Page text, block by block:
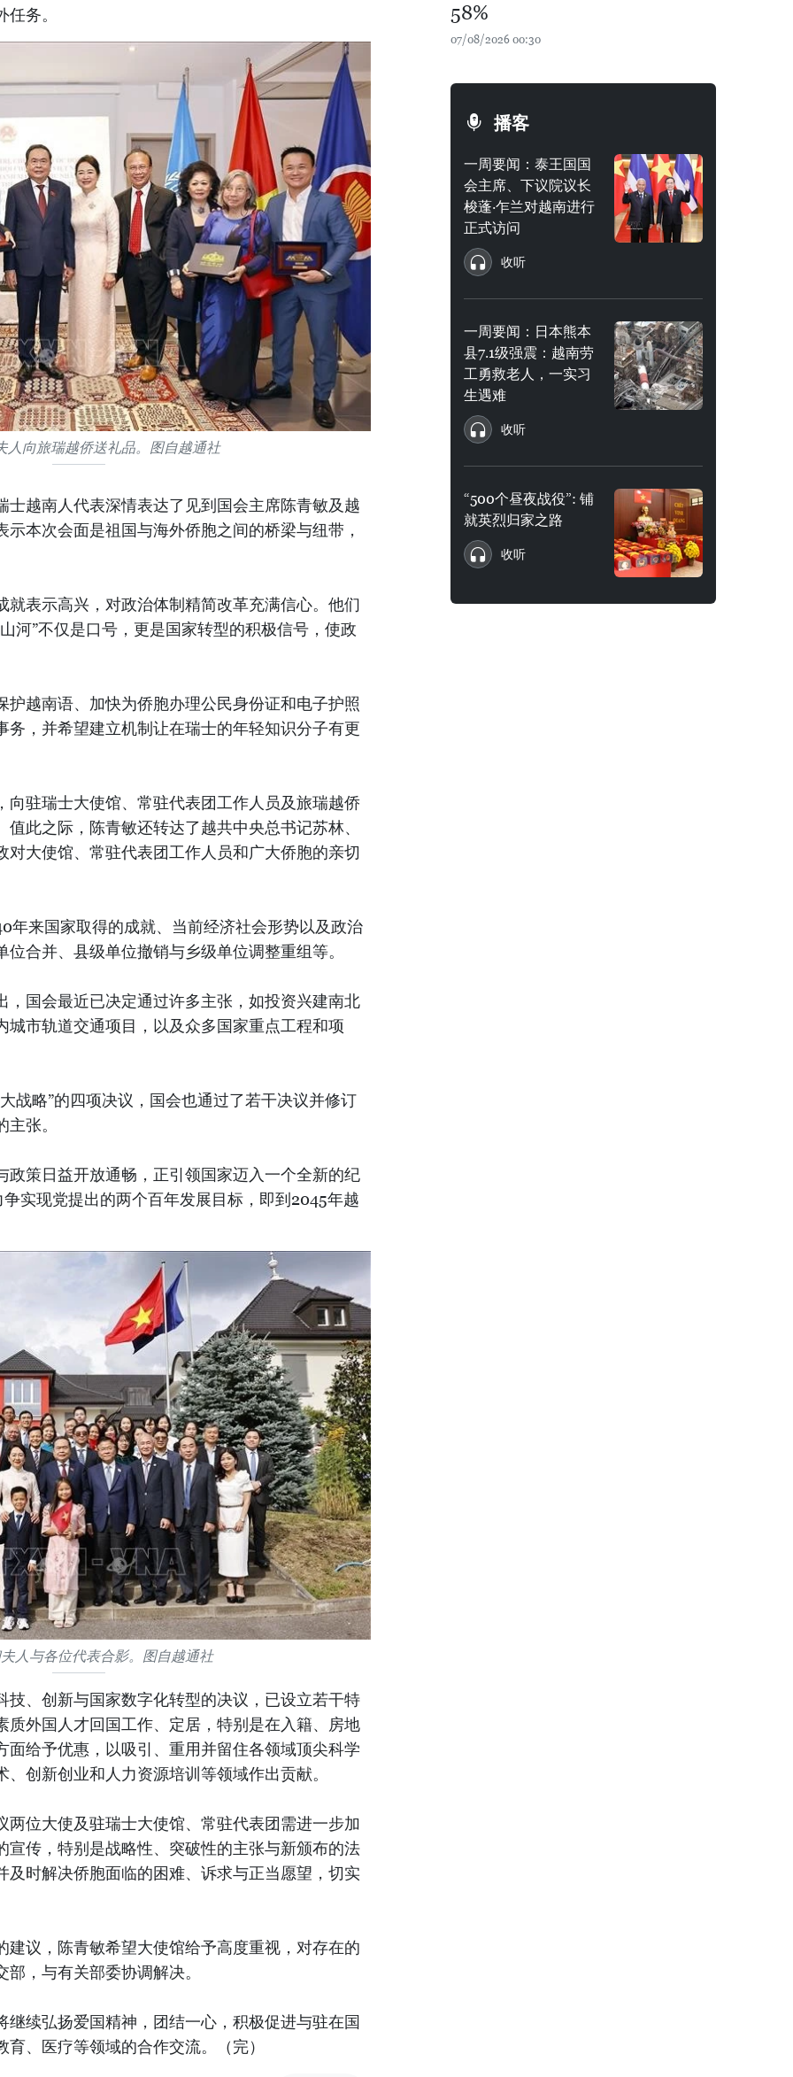
务。
人向旅瑞越侨送礼品。图自越通社
士越南人代表深情表达了见到国会主席陈青敏及越
本次会面是祖国与海外侨胞之间的桥梁与纽带，
就表示高兴，对政治体制精简改革充满信心。他们
河”不仅是口号，更是国家转型的积极信号，使政
护越南语、加快为侨胞办理公民身份证和电子护照
务，并希望建立机制让在瑞士的年轻知识分子有更
向驻瑞士大使馆、常驻代表团工作人员及旅瑞越侨
此之际，陈青敏还转达了越共中央总书记苏林、
对大使馆、常驻代表团工作人员和广大侨胞的亲切
年来国家取得的成就、当前经济社会形势以及政治
合并、县级单位撤销与乡级单位调整重组等。
，国会最近已决定通过许多主张，如投资兴建南北
城市轨道交通项目，以及众多国家重点工程和项
战略”的四项决议，国会也通过了若干决议并修订
张。
政策日益开放通畅，正引领国家迈入一个全新的纪
实现党提出的两个百年发展目标，即到2045年越
人与各位代表合影。图自越通社
技、创新与国家数字化转型的决议，已设立若干特
质外国人才回国工作、定居，特别是在入籍、房地
面给予优惠，以吸引、重用并留住各领域顶尖科学
创新创业和人力资源培训等领域作出贡献。
两位大使及驻瑞士大使馆、常驻代表团需进一步加
宣传，特别是战略性、突破性的主张与新颁布的法
及时解决侨胞面临的困难、诉求与正当愿望，切实
建议，陈青敏希望大使馆给予高度重视，对存在的
，与有关部委协调解决。
继续弘扬爱国精神，团结一心，积极促进与驻在国
、医疗等领域的合作交流。（完）
58%
07/08/2026 00:30
播客
一周要闻：泰王国国
会主席、下议院议长
梭蓬·乍兰对越南进行
正式访问
收听
一周要闻：日本熊本
县7.1级强震：越南劳
工勇救老人，一实习
生遇难
收听
“500个昼夜战役”: 铺
就英烈归家之路
收听